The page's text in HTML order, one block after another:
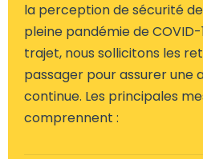
la perception de sécurité
pleine pandémie de
trajet, nous sollicitons les
passager pour assurer une
continue. Les principales
comprennent :